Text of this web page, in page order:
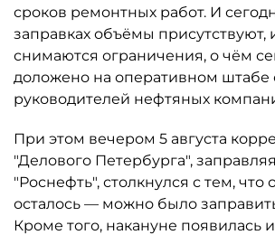
сроков ремонтных работ. И
заправках объёмы присутствуют,
снимаются ограничения, о чём
доложено на оперативном штабе
руководителей нефтяных
При этом вечером 5 августа
"Делового Петербурга",
"Роснефть", столкнулся с тем, что
осталось ­— можно было
Кроме того, накануне появилась